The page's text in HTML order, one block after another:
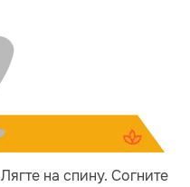
Лягте на спину. Согните